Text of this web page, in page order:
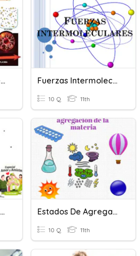
Estados De La Materia Fuerzas Intermoleculares
10 Q 11th
Tipos De Mezclas Y Fuerzas Intermoleculares Estados De Agregación De La Materia
10 Q 11th